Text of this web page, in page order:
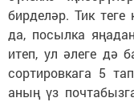
бирделәр. Тик
да, посылка
итеп, ул әлеге дә
сортировкага 5
аның үз